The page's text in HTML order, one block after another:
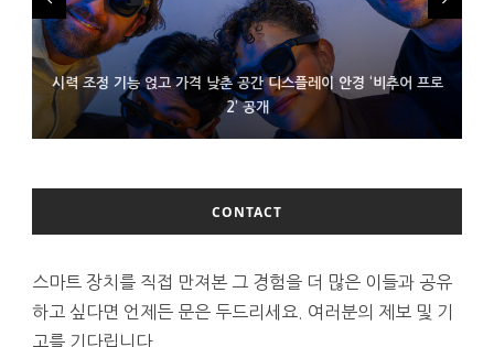
시력 조정 기능 얹고 가격 낮춘 공간 디스플레이 안경 ‘비추어 프로
2’ 공개
D램 부족에 10억달러어치 아이폰18 프로세서 패키징 대기 중
300~400달러 반지형 스피커 준비하는 오픈AI
CONTACT
스마트 장치를 직접 만져본 그 경험을 더 많은 이들과 공유
하고 싶다면 언제든 문은 두드리세요. 여러분의 제보 및 기
고를 기다립니다.